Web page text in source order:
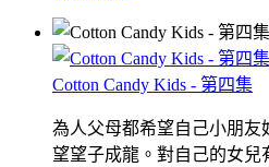
Cotton Candy Kids - 第四集
為人父母都希望自己小朋友
望望子成龍。對自己的女兒